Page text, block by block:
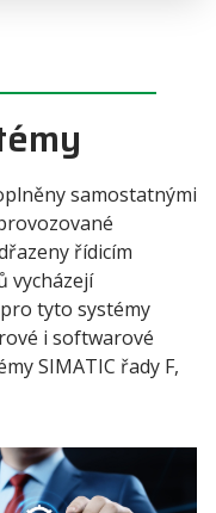
samostatnými
řídicím
vycházejí
tyto systémy
i softwarové
SIMATIC řady F,